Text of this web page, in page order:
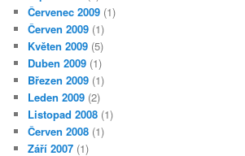
Červenec 2009 (1)
Červen 2009 (1)
Květen 2009 (5)
Duben 2009 (1)
Březen 2009 (1)
Leden 2009 (2)
Listopad 2008 (1)
Červen 2008 (1)
Září 2007 (1)